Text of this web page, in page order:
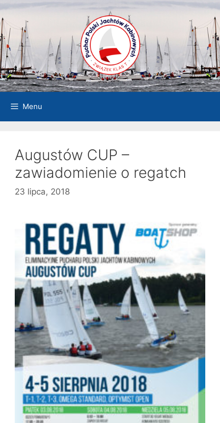
Przejdź
do
treści
Menu
Augustów CUP –
zawiadomienie o regatch
23 lipca, 2018